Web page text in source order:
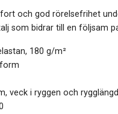
och god rörelsefrihet
som bidrar till en följsam
180 g/m²
veck i ryggen och